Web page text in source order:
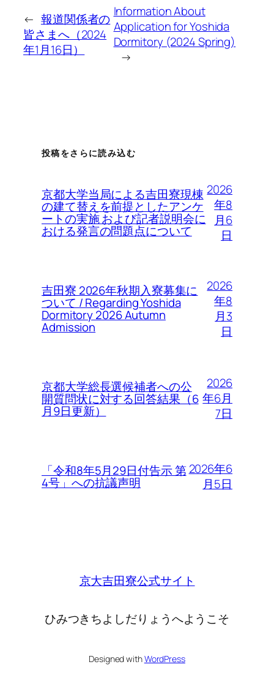
← 報道関係者の
皆さまへ（2024
年1月16日）
Information About
Application for Yoshida
Dormitory (2024 Spring)
→
投稿をさらに読み込む
京都大学当局による吉田寮現棟
の建て替えを前提としたアンケ
ートの実施 および記者説明会に
おける発言の問題点について
2026
年8
月6
日
吉田寮 2026年秋期入寮募集に
ついて / Regarding Yoshida
Dormitory 2026 Autumn
Admission
2026
年8
月3
日
京都大学総長選候補者への公
開質問状に対する回答結果（6
月9日更新）
2026
年6月
7日
「令和8年5月29日付告示 第
4号」への抗議声明
2026年6
月5日
京大吉田寮公式サイト
ひみつきちよしだりょうへようこそ
Designed withWordPress